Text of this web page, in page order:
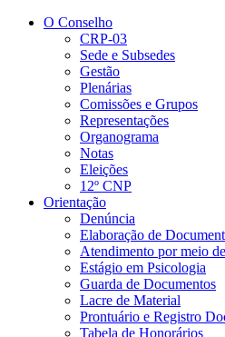
O Conselho
CRP-03
Sede e Subsedes
Gestão
Plenárias
Comissões e Grupos
Representações
Organograma
Notas
Eleições
12º CNP
Orientação
Denúncia
Elaboração de
Atendimento por meio
Estágio em Psicologia
Guarda de Documentos
Lacre de Material
Prontuário e Registro
Tabela de Honorários